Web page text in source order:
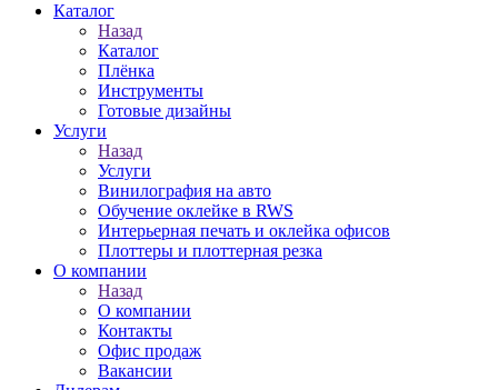
Каталог
Назад
Каталог
Плёнка
Инструменты
Готовые дизайны
Услуги
Назад
Услуги
Винилография на авто
Обучение оклейке в RWS
Интерьерная печать и оклейка офисов
Плоттеры и плоттерная резка
О компании
Назад
О компании
Контакты
Офис продаж
Вакансии